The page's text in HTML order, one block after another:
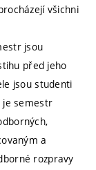
všichni
jsou
před jeho
jsou studenti
je semestr
a
rozpravy